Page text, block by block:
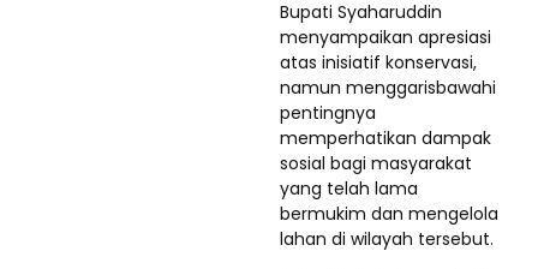
Bupati Syaharuddin
menyampaikan apresiasi
atas inisiatif konservasi,
namun menggarisbawahi
pentingnya
memperhatikan dampak
sosial bagi masyarakat
yang telah lama
bermukim dan mengelola
lahan di wilayah tersebut.